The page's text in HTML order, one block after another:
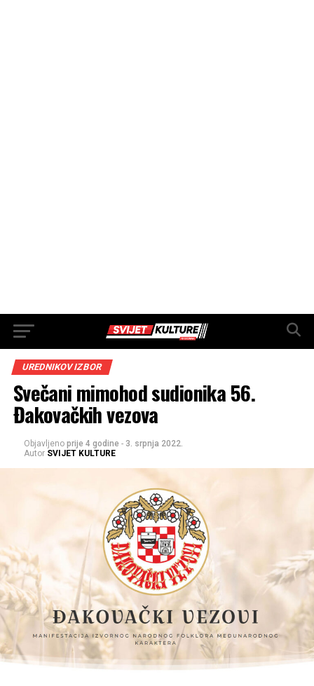
UREDNIKOV IZBOR
Svečani mimohod sudionika 56.
Đakovačkih vezova
Objavljeno prije 4 godine - 3. srpnja 2022.
Autor SVIJET KULTURE